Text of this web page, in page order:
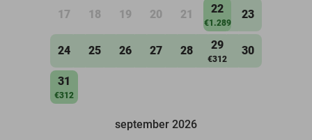
17 18 19 20 21 22
€1.289
23
24 25 26 27 28 29
€312
30
31
€312
september 2026